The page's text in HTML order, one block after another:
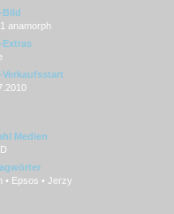
Bild
anamorph
Extras
Verkaufsstart
Medien
• Epsos • Jerzy